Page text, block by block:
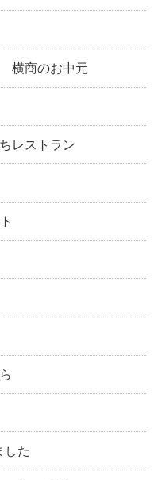
横商のお中元
レストラン
した